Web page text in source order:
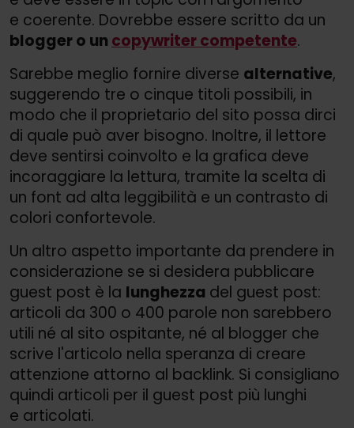
e coerente. Dovrebbe essere scritto da un
blogger o un copywriter competente.
Sarebbe meglio fornire diverse alternative,
suggerendo tre o cinque titoli possibili, in
modo che il proprietario del sito possa dirci
di quale può aver bisogno. Inoltre, il lettore
deve sentirsi coinvolto e la grafica deve
incoraggiare la lettura, tramite la scelta di
un font ad alta leggibilità e un contrasto di
colori confortevole.
Un altro aspetto importante da prendere in
considerazione se si desidera pubblicare
guest post è la lunghezza del guest post:
articoli da 300 o 400 parole non sarebbero
utili né al sito ospitante, né al blogger che
scrive l'articolo nella speranza di creare
attenzione attorno al backlink. Si consigliano
quindi articoli per il guest post più lunghi
e articolati.